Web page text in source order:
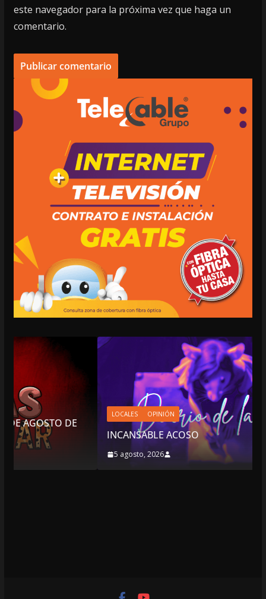
este navegador para la próxima vez que haga un
comentario.
INCANSABLE ACOSO